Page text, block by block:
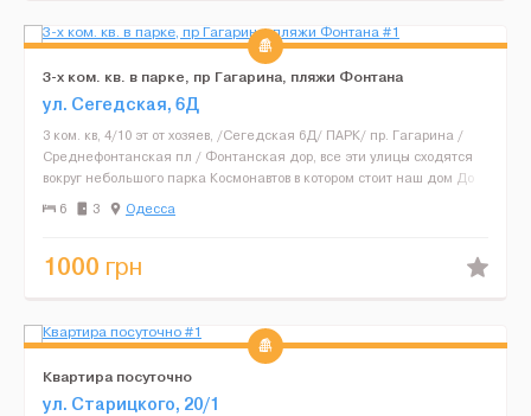
3-х ком. кв. в парке, пр Гагарина, пляжи Фонтана
ул. Сегедская, 6Д
3 ком. кв, 4/10 эт от хозяев, /Сегедская 6Д/ ПАРК/ пр. Гагарина /
Среднефонтанская пл / Фонтанская дор, все эти улицы сходятся
вокруг небольшого парка Космонавтов в котором стоит наш дом До
Дерибасовская 5 остановок по ул Среднефо...
6 3 Одесса
1000 грн
Квартира посуточно
ул. Старицкого, 20/1